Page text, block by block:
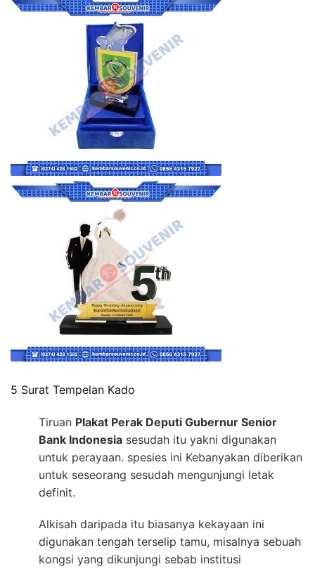
5 Surat Tempelan Kado
Tiruan Plakat Perak Deputi Gubernur Senior
Bank Indonesia sesudah itu yakni digunakan
untuk perayaan. spesies ini Kebanyakan diberikan
untuk seseorang sesudah mengunjungi letak
definit.
Alkisah daripada itu biasanya kekayaan ini
digunakan tengah terselip tamu, misalnya sebuah
kongsi yang dikunjungi sebab institusi